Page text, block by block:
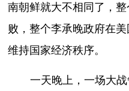
南朝鲜就大不相同了，
败，整个李承晚政府在
维持国家经济秩序。
一天晚上，一场大